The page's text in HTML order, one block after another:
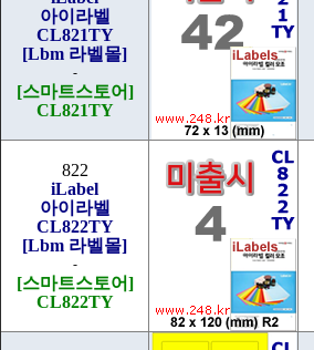
아이라벨
CL821TY
[Lbm 라벨몰]
-
[스마트스토어]
CL821TY
822
iLabel
아이라벨
CL822TY
[Lbm 라벨몰]
-
[스마트스토어]
CL822TY